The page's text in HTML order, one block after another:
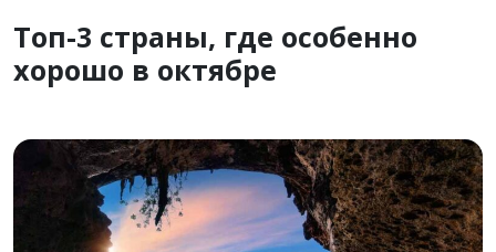
Топ-3 страны, где особенно
хорошо в октябре